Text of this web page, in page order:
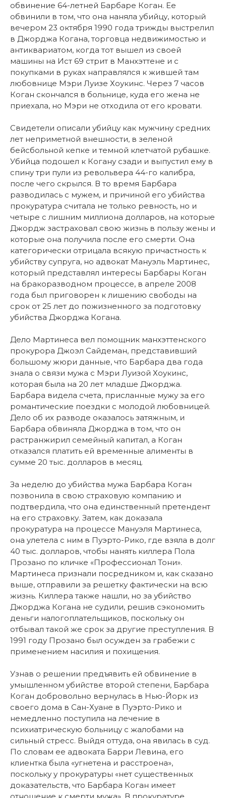
обвинение 64-летней Барбаре Коган. Ее
обвинили в том, что она наняла убийцу, который
вечером 23 октября 1990 года трижды выстрелил
в Джорджа Когана, торговца недвижимостью и
антиквариатом, когда тот вышел из своей
машины на Ист 69 стрит в Манхэттене и с
покупками в руках направлялся к жившей там
любовнице Мэри Луизе Хоукинс. Через 7 часов
Коган скончался в больнице, куда его жена не
приехала, но Мэри не отходила от его кровати.
Свидетели описали убийцу как мужчину средних
лет неприметной внешности, в зеленой
бейсбольной кепке и темной клетчатой рубашке.
Убийца подошел к Когану сзади и выпустил ему в
спину три пули из револьвера 44-го калибра,
после чего скрылся. В то время Барбара
разводилась с мужем, и причиной его убийства
прокуратура считала не только ревность, но и
четыре с лишним миллиона долларов, на которые
Джордж застраховал свою жизнь в пользу жены и
которые она получила после его смерти. Она
категорически отрицала всякую причастность к
убийству супруга, но адвокат Мануэль Мартинес,
который представлял интересы Барбары Коган
на бракоразводном процессе, в апреле 2008
года был приговорен к лишению свободы на
срок от 25 лет до пожизненного за подготовку
убийства Джорджа Когана.
Дело Мартинеса вел помощник манхэттенского
прокурора Джоэл Сайдеман, представивший
большому жюри данные, что Барбара два года
знала о связи мужа с Мэри Луизой Хоукинс,
которая была на 20 лет младше Джорджа.
Барбара видела счета, присланные мужу за его
романтические поездки с молодой любовницей.
Дело об их разводе оказалось затяжным, и
Барбара обвиняла Джорджа в том, что он
растранжирил семейный капитал, а Коган
отказался платить ей временные алименты в
сумме 20 тыс. долларов в месяц.
За неделю до убийства мужа Барбара Коган
позвонила в свою страховую компанию и
подтвердила, что она единственный претендент
на его страховку. Затем, как доказала
прокуратура на процессе Мануэля Мартинеса,
она улетела с ним в Пуэрто-Рико, где взяла в долг
40 тыс. долларов, чтобы нанять киллера Пола
Прозано по кличке «Профессионал Тони».
Мартинеса признали посредником и, как сказано
выше, отправили за решетку фактически на всю
жизнь. Киллера также нашли, но за убийство
Джорджа Когана не судили, решив сэкономить
деньги налогоплательщиков, поскольку он
отбывал такой же срок за другие преступления. В
1991 году Прозано был осужден за грабежи с
применением насилия и похищения.
Узнав о решении предъявить ей обвинение в
умышленном убийстве второй степени, Барбара
Коган добровольно вернулась в Нью-Йорк из
своего дома в Сан-Хуане в Пуэрто-Рико и
немедленно поступила на лечение в
психиатрическую больницу с жалобами на
сильный стресс. Выйдя оттуда, она явилась в суд.
По словам ее адвоката Барри Левина, его
клиентка была «угнетена и расстроена»,
поскольку у прокуратуры «нет существенных
доказательств, что Барбара Коган имеет